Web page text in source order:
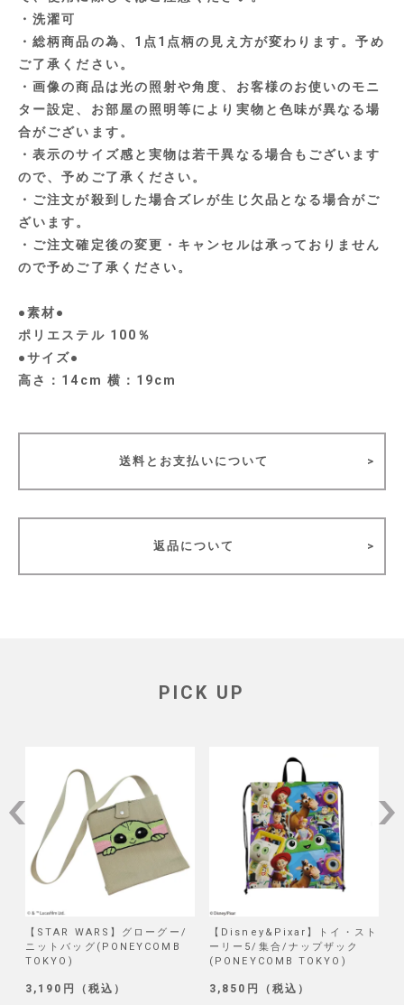
・洗濯可
・総柄商品の為、1点1点柄の見え方が変わります。予め
ご了承ください。
・画像の商品は光の照射や角度、お客様のお使いのモニ
ター設定、お部屋の照明等により実物と色味が異なる場
合がございます。
・表示のサイズ感と実物は若干異なる場合もございます
ので、予めご了承ください。
・ご注文が殺到した場合ズレが生じ欠品となる場合がご
ざいます。
・ご注文確定後の変更・キャンセルは承っておりません
ので予めご了承ください。
●素材●
ポリエステル 100％
●サイズ●
高さ：14cm 横：19cm
送料とお支払いについて
返品について
PICK UP
【STAR WARS】グローグー/
ニットバッグ(PONEYCOMB
TOKYO)
3,190円（税込）
【Disney&Pixar】トイ・スト
ーリー5/集合/ナップザック
(PONEYCOMB TOKYO)
3,850円（税込）